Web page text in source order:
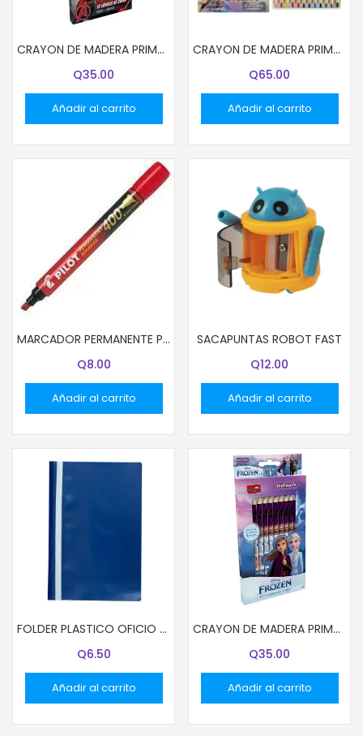
CRAYON DE MADERA PRIMAVERA 12 COL LARGO 13001 DISNEY NIÑO
Q35.00
Añadir al carrito
CRAYON DE MADERA PRIMAVERA 12 COL JUMBO DISNEY NIÑA (96)
Q65.00
Añadir al carrito
MARCADOR PERMANENTE PILOT ROJO SCA-400
Q8.00
Añadir al carrito
SACAPUNTAS ROBOT FAST
Q12.00
Añadir al carrito
FOLDER PLASTICO OFICIO COLOR AZUL
Q6.50
Añadir al carrito
CRAYON DE MADERA PRIMAVERA 12 COL LARGO 13002 DISNEY NIÑA
Q35.00
Añadir al carrito